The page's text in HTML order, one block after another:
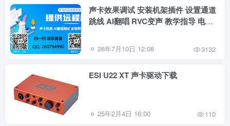
声卡效果调试 安装机架插件 设置通道
跳线 AI翻唱 RVC变声 教学指导 电脑
26年7月10日 12:08 3132
ESI U22 XT 声卡驱动下载
25年2月4日 16:00 110